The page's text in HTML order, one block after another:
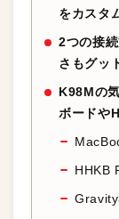
をカスタ
2つの接
さもグッ
K98Mの
ボードや
HHKB